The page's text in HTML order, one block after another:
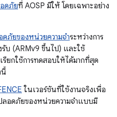
ดภัยที่ AOSP มีให้ โดยเฉพาะอย่าง
ดภัยของหน่วยความจำระหว่างการ
รับ (ARMv9 ขึ้นไป) และใช้
รียกใช้การทดสอบให้ได้มากที่สุด
นี้
ในเวอร์ชันที่ใช้งานจริงเพื่อ
อดภัยของหน่วยความจำแบบมี